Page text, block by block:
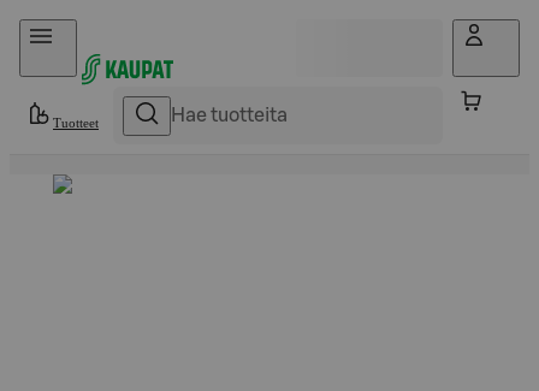
Hyppää sisältöön
Tuotteet